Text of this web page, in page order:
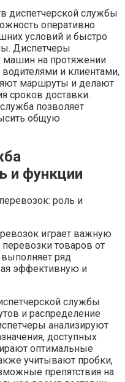
диспетчерской службы
оперативно
условий и быстро
Диспетчеры
машин на протяжении
и клиентами,
маршруты и делают
сроков доставки.
позволяет
общую
и функции
играет важную
товаров от
ряд
эффективную и
службы
и распределение
анализируют
доступных
оптимальные
учитывают пробки,
препятствия на